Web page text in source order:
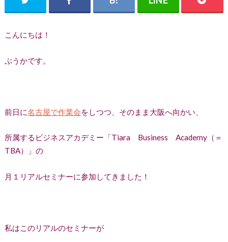
こんにちは！
ぷうかです。
前日に名古屋で作業会をしつつ、そのまま大阪へ向かい、
所属するビジネスアカデミー「Tiara Business Academy（＝
TBA）」の
月１リアルセミナーに参加してきました！
私はこのリアルのセミナーが